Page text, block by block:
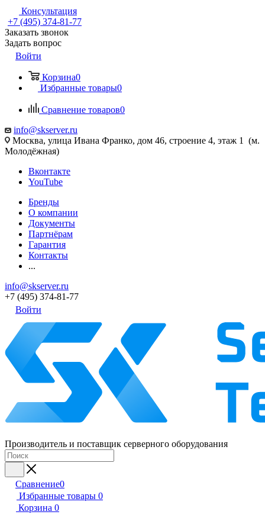
Консультация
+7 (495) 374-81-77
Заказать звонок
Задать вопрос
Войти
Корзина0
Избранные товары0
Сравнение товаров0
info@skserver.ru
Москва, улица Ивана Франко, дом 46, строение 4, этаж 1 (м.
Молодёжная)
Вконтакте
YouTube
Бренды
О компании
Документы
Партнёрам
Гарантия
Контакты
...
info@skserver.ru
+7 (495) 374-81-77
Войти
Производитель и поставщик серверного оборудования
Сравнение0
Избранные товары 0
Корзина 0